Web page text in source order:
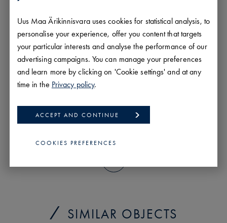
Uus Maa Ärikinnisvara uses cookies for statistical analysis, to
personalise your experience, offer you content that targets
your particular interests and analyse the performance of our
advertising campaigns. You can manage your preferences
and learn more by clicking on 'Cookie settings' and at any
time in the Privacy policy.
ACCEPT AND CONTINUE
COOKIES PREFERENCES
SHARE
SIMILAR OBJECTS